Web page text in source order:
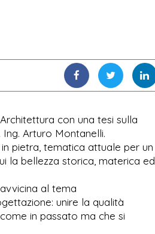
con una tesi sulla
Arturo Montanelli.
pietra, tematica attuale per un
la bellezza storica, materica ed
al tema
unire la qualità
in passato ma che si